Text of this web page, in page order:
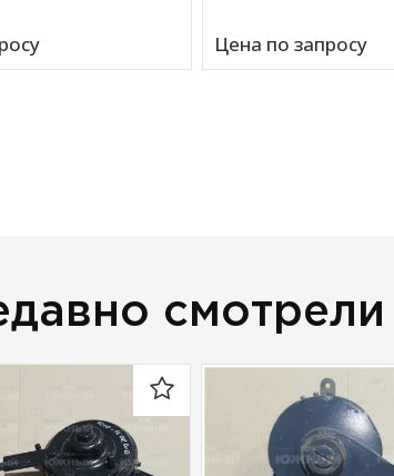
Цена по запросу
смотрели